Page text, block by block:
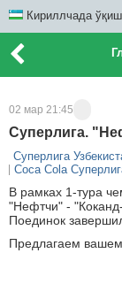
Кириллчада ўқиш
02 мар 21:45
Суперлига.
Суперлига
Coca Cola
В рамках 1-тура
"Нефтчи" -
Поединок
Предлагаем